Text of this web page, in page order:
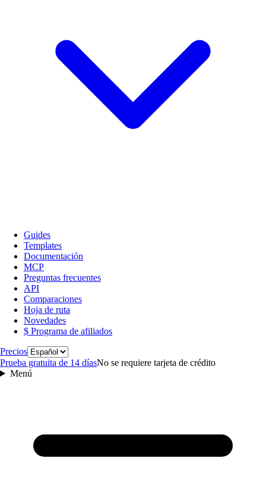
Guides
Templates
Documentación
MCP
Preguntas frecuentes
API
Comparaciones
Hoja de ruta
Novedades
$ Programa de afiliados
PreciosIdioma
Prueba gratuita de 14 díasNo se requiere tarjeta de crédito
Menú